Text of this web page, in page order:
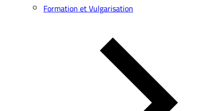
Formation et Vulgarisation